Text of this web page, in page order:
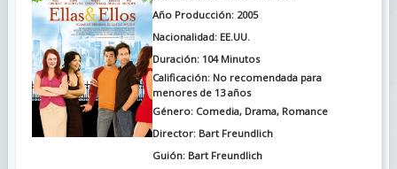
Año Producción: 2005
Nacionalidad: EE.UU.
Duración: 104 Minutos
Calificación: No recomendada para
menores de 13 años
Género: Comedia, Drama, Romance
Director: Bart Freundlich
Guión: Bart Freundlich